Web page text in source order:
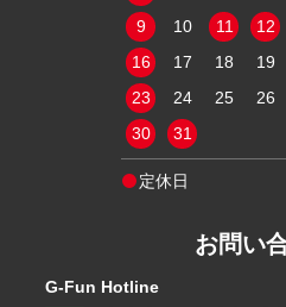
9
10 11 12
16
17 18 19
23
24 25 26
30
31
定休日
お問い
G-Fun Hotline